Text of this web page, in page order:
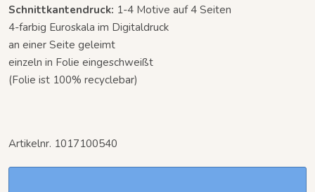
Schnittkantendruck: 1-4 Motive auf 4 Seiten
4-farbig Euroskala im Digitaldruck
an einer Seite geleimt
einzeln in Folie eingeschweißt
(Folie ist 100% recyclebar)
Artikelnr. 1017100540